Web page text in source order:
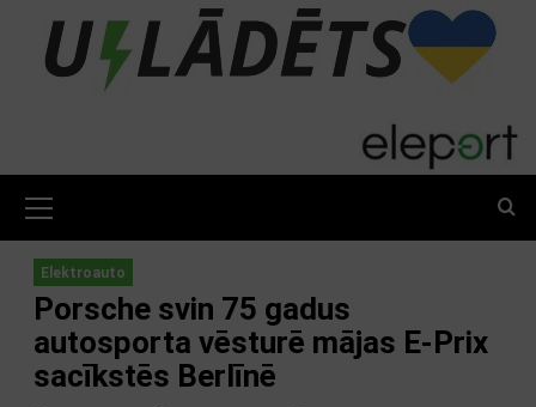
content
Menu
Elektroauto
Porsche svin 75 gadus
autosporta vēsturē mājas E-Prix
sacīkstēs Berlīnē